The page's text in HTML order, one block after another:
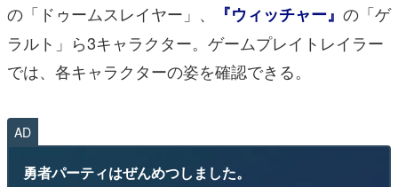
の「ドゥームスレイヤー」、
『ウィッチャー』 の「ゲ
ラルト」ら3キャラクター。ゲームプレイトレイラー
では、各キャラクターの姿を確認できる。
AD
勇者パーティはぜんめつしました。